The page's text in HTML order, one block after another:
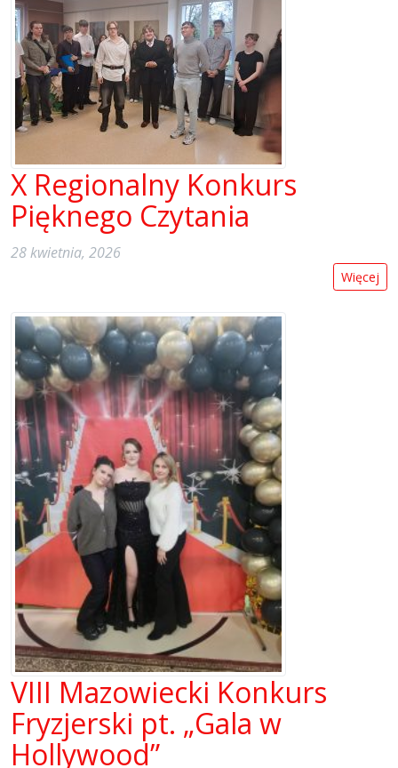
X Regionalny Konkurs
Pięknego Czytania
28 kwietnia, 2026
Więcej
VIII Mazowiecki Konkurs
Fryzjerski pt. „Gala w
Hollywood”